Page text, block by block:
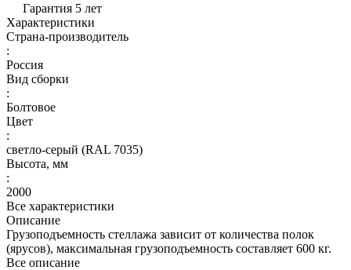
Гарантия 5 лет
Характеристики
Страна-производитель
:
Россия
Вид сборки
:
Болтовое
Цвет
:
светло-серый (RAL 7035)
Высота, мм
:
2000
Все характеристики
Описание
Грузоподъемность стеллажа зависит от количества полок
(ярусов), максимальная грузоподъемность составляет 600 кг.
Все описание